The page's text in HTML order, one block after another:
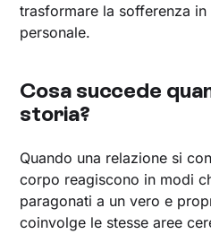
trasformare la sofferenza
personale.
Cosa succede
storia?
Quando una relazione si
corpo reagiscono in modi
paragonati a un vero e
coinvolge le stesse aree